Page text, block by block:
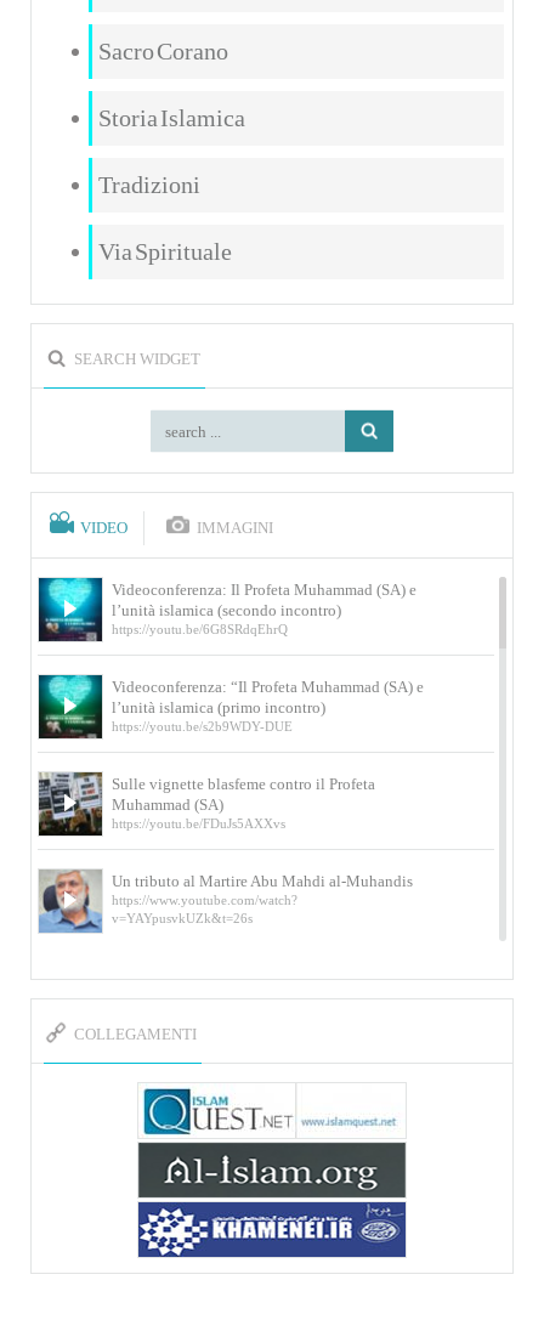
Sacro Corano
Storia Islamica
Tradizioni
Via Spirituale
SEARCH WIDGET
VIDEO IMMAGINI
Videoconferenza: Il Profeta Muhammad (SA) e
l’unità islamica (secondo incontro)
https://youtu.be/6G8SRdqEhrQ
Videoconferenza: “Il Profeta Muhammad (SA) e
l’unità islamica (primo incontro)
https://youtu.be/s2b9WDY-DUE
Sulle vignette blasfeme contro il Profeta
Muhammad (SA)
https://youtu.be/FDuJs5AXXvs
Un tributo al Martire Abu Mahdi al-Muhandis
https://www.youtube.com/watch?
v=YAYpusvkUZk&t=26s
L’Abluzione rituale (wudu) secondo l’Imam Alì
e l’Imam Khomeini
della figlia di un martire
https://www.youtube.com/watch?
v=-5nPSxbf9l0&t=103s
Sheykh Abbas Di Palma sui martiri Qassem
Soleimani e Abu Mahdi Al-Muhandis
https://youtu.be/Y6SIP2PIht4 Video del discorso tenuto
dallo Sheykh Abbas Di Palma in ...
COLLEGAMENTI